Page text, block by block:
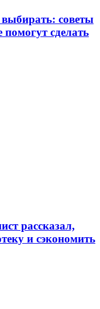
советы
сделать
рассказал,
и сэкономить